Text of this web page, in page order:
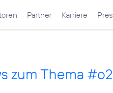
Partner Karriere
zum Thema